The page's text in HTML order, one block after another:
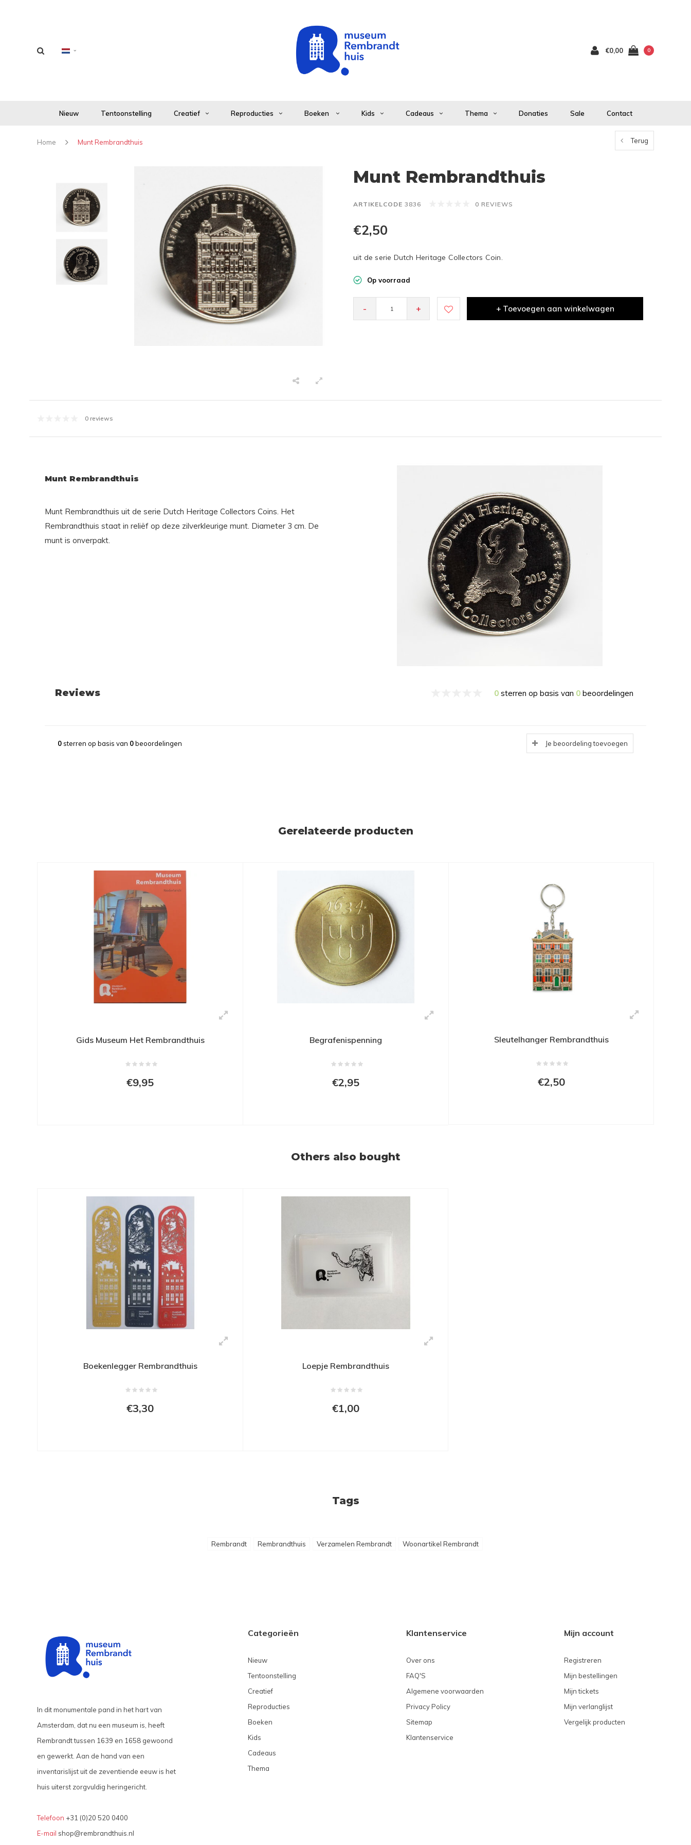
€0,00 0
Nieuw Tentoonstelling Creatief Reproducties Boeken Kids Cadeaus Thema Donaties Sale Contact
Home Munt Rembrandthuis Terug
Munt Rembrandthuis
ARTIKELCODE 3836 0 REVIEWS
€2,50
uit de serie Dutch Heritage Collectors Coin.
Op voorraad
- + + Toevoegen aan winkelwagen
0 reviews
Munt Rembrandthuis
Munt Rembrandthuis uit de serie Dutch Heritage Collectors Coins. Het
Rembrandthuis staat in reliëf op deze zilverkleurige munt. Diameter 3 cm. De
munt is onverpakt.
Reviews 0 sterren op basis van 0 beoordelingen
0sterren op basis van 0beoordelingen Je beoordeling toevoegen
Gerelateerde producten
Gids Museum Het Rembrandthuis
€9,95
Begrafenispenning
€2,95
Sleutelhanger Rembrandthuis
€2,50
Others also bought
Boekenlegger Rembrandthuis
€3,30
Loepje Rembrandthuis
€1,00
Tags
Rembrandt Rembrandthuis Verzamelen Rembrandt Woonartikel Rembrandt
In dit monumentale pand in het hart van
Amsterdam, dat nu een museum is, heeft
Rembrandt tussen 1639 en 1658 gewoond
en gewerkt. Aan de hand van een
inventarislijst uit de zeventiende eeuw is het
huis uiterst zorgvuldig heringericht.
Telefoon +31 (0)20 520 0400
E-mail shop@rembrandthuis.nl
Categorieën
Nieuw
Tentoonstelling
Creatief
Reproducties
Boeken
Kids
Cadeaus
Thema
Klantenservice
Over ons
FAQ'S
Algemene voorwaarden
Privacy Policy
Sitemap
Klantenservice
Mijn account
Registreren
Mijn bestellingen
Mijn tickets
Mijn verlanglijst
Vergelijk producten